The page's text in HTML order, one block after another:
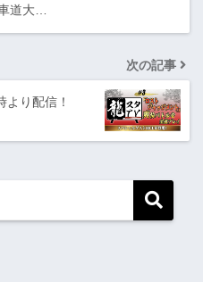
道大…
次の記事
より配信！